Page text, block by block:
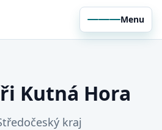
Menu
Kutná Hora
kraj